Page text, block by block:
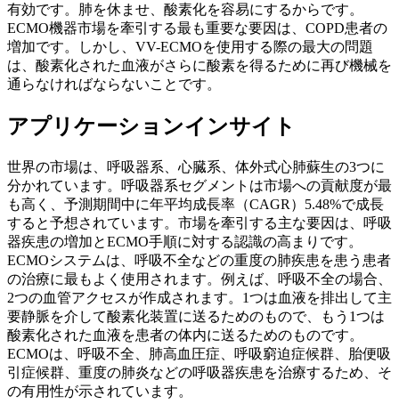
有効です。肺を休ませ、酸素化を容易にするからです。
ECMO機器市場を牽引する最も重要な要因は、COPD患者の
増加です。しかし、VV-ECMOを使用する際の最大の問題
は、酸素化された血液がさらに酸素を得るために再び機械を
通らなければならないことです。
アプリケーションインサイト
世界の市場は、呼吸器系、心臓系、体外式心肺蘇生の3つに
分かれています。呼吸器系セグメントは市場への貢献度が最
も高く、予測期間中に年平均成長率（CAGR）5.48%で成長
すると予想されています。市場を牽引する主な要因は、呼吸
器疾患の増加とECMO手順に対する認識の高まりです。
ECMOシステムは、呼吸不全などの重度の肺疾患を患う患者
の治療に最もよく使用されます。例えば、呼吸不全の場合、
2つの血管アクセスが作成されます。1つは血液を排出して主
要静脈を介して酸素化装置に送るためのもので、もう1つは
酸素化された血液を患者の体内に送るためのものです。
ECMOは、呼吸不全、肺高血圧症、呼吸窮迫症候群、胎便吸
引症候群、重度の肺炎などの呼吸器疾患を治療するため、そ
の有用性が示されています。